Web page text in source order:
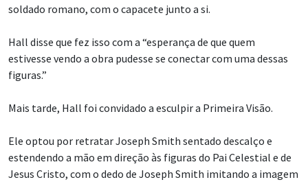
soldado romano, com o capacete junto a si.
Hall disse que fez isso com a “esperança de que quem
estivesse vendo a obra pudesse se conectar com uma dessas
figuras.”
Mais tarde, Hall foi convidado a esculpir a Primeira Visão.
Ele optou por retratar Joseph Smith sentado descalço e
estendendo a mão em direção às figuras do Pai Celestial e de
Jesus Cristo, com o dedo de Joseph Smith imitando a imagem